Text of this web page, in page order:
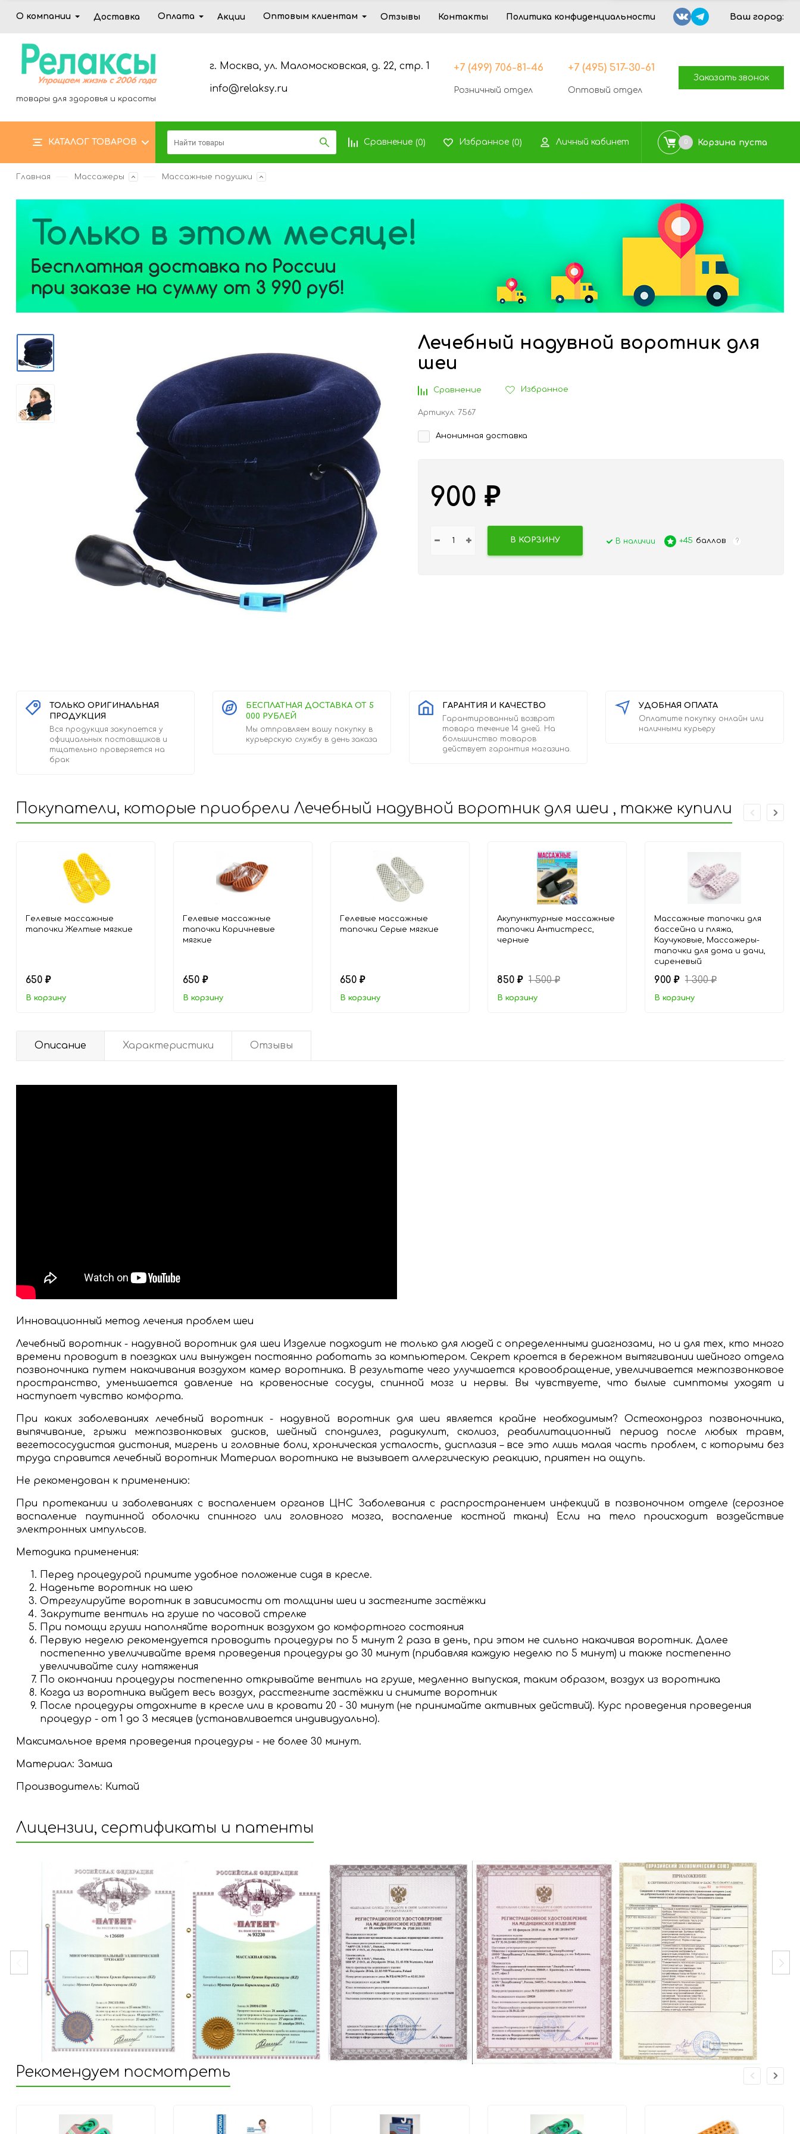
О компании Доставка Оплата Акции Оптовым клиентам Отзывы Контакты Политика конфиденциальности Ваш город:
товары для здоровья и красоты
г. Москва, ул. Маломосковская, д. 22, стр. 1
info@relaksy.ru
+7 (499) 706-81-46
Розничный отдел
+7 (495) 517-30-61
Оптовый отдел
Заказать звонок
КАТАЛОГ ТОВАРОВ Сравнение (0) Избранное (0) Личный кабинет 0 Корзина пуста
Главная Массажеры Массажные подушки
Лечебный надувной воротник для
шеи
Сравнение Избранное
Артикул: 7567
Анонимная доставка
900 ₽
В КОРЗИНУ +45 баллов ?
В наличии
ТОЛЬКО ОРИГИНАЛЬНАЯ
ПРОДУКЦИЯ
Вся продукция закупается у
официальных поставщиков и
тщательно проверяется на
брак
БЕСПЛАТНАЯ ДОСТАВКА ОТ 5
000 РУБЛЕЙ
Мы отправляем вашу покупку в
курьерскую службу в день заказа
ГАРАНТИЯ И КАЧЕСТВО
Гарантированный возврат
товара течение 14 дней. На
большинство товаров
действует гарантия магазина.
УДОБНАЯ ОПЛАТА
Оплатите покупку онлайн или
наличными курьеру
Покупатели, которые приобрели Лечебный надувной воротник для шеи , также купили
Гелевые массажные
тапочки Желтые мягкие
650 ₽
В корзину
Гелевые массажные
тапочки Коричневые
мягкие
650 ₽
В корзину
Гелевые массажные
тапочки Серые мягкие
650 ₽
В корзину
Акупунктурные массажные
тапочки Антистресс,
черные
850 ₽ 1 500₽
В корзину
Массажные тапочки для
бассейна и пляжа,
Каучуковые, Массажеры-
тапочки для дома и дачи,
сиреневый
900 ₽ 1 300₽
В корзину
Описание Характеристики Отзывы
Инновационный метод лечения проблем шеи
Лечебный воротник - надувной воротник для шеи Изделие подходит не только для людей с определенными диагнозами, но и для тех, кто много
времени проводит в поездках или вынужден постоянно работать за компьютером. Секрет кроется в бережном вытягивании шейного отдела
позвоночника путем накачивания воздухом камер воротника. В результате чего улучшается кровообращение, увеличивается межпозвонковое
пространство, уменьшается давление на кровеносные сосуды, спинной мозг и нервы. Вы чувствуете, что былые симптомы уходят и
наступает чувство комфорта.
При каких заболеваниях лечебный воротник - надувной воротник для шеи является крайне необходимым? Остеохондроз позвоночника,
выпячивание, грыжи межпозвонковых дисков, шейный спондилез, радикулит, сколиоз, реабилитационный период после любых травм,
вегетососудистая дистония, мигрень и головные боли, хроническая усталость, дисплазия – все это лишь малая часть проблем, с которыми без
труда справится лечебный воротник Материал воротника не вызывает аллергическую реакцию, приятен на ощупь.
Не рекомендован к применению:
При протекании и заболеваниях с воспалением органов ЦНС Заболевания с распространением инфекций в позвоночном отделе (серозное
воспаление паутинной оболочки спинного или головного мозга, воспаление костной ткани) Если на тело происходит воздействие
электронных импульсов.
Методика применения:
Перед процедурой примите удобное положение сидя в кресле.
Наденьте воротник на шею
Отрегулируйте воротник в зависимости от толщины шеи и застегните застёжки
Закрутите вентиль на груше по часовой стрелке
При помощи груши наполняйте воротник воздухом до комфортного состояния
Первую неделю рекомендуется проводить процедуры по 5 минут 2 раза в день, при этом не сильно накачивая воротник. Далее
постепенно увеличивайте время проведения процедуры до 30 минут (прибавляя каждую неделю по 5 минут) и также постепенно
увеличивайте силу натяжения
По окончании процедуры постепенно открывайте вентиль на груше, медленно выпуская, таким образом, воздух из воротника
Когда из воротника выйдет весь воздух, расстегните застёжки и снимите воротник
После процедуры отдохните в кресле или в кровати 20 - 30 минут (не принимайте активных действий). Курс проведения проведения
процедур - от 1 до 3 месяцев (устанавливается индивидуально).
Максимальное время проведения процедуры - не более 30 минут.
Материал: Замша
Производитель: Китай
Лицензии, сертификаты и патенты
Рекомендуем посмотреть